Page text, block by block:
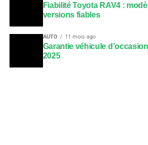
Fiabilité Toyota RAV4 :
versions fiables
AUTO 11 mois ago
Garantie véhicule
2025